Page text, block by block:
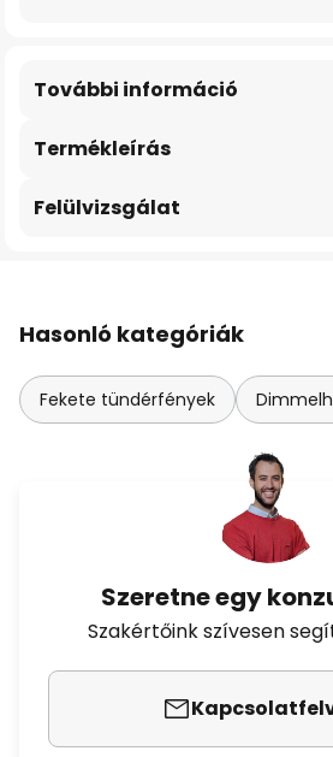
Termékleírás
További információ
Felülvizsgálat
Hasonló kategóriák
Fekete tündérfények
Szeretne egy
Szakértőink szívesen